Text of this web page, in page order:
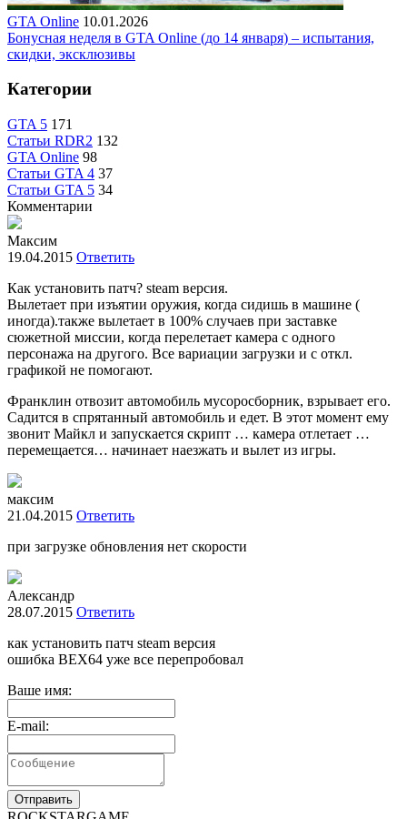
GTA Online 10.01.2026
Бонусная неделя в GTA Online (до 14 января) – испытания,
скидки, эксклюзивы
Категории
GTA 5 171
Статьи RDR2 132
GTA Online 98
Статьи GTA 4 37
Статьи GTA 5 34
Комментарии
Максим
19.04.2015 Ответить
Как установить патч? steam версия.
Вылетает при изъятии оружия, когда сидишь в машине (
иногда).также вылетает в 100% случаев при заставке
сюжетной миссии, когда перелетает камера с одного
персонажа на другого. Все вариации загрузки и с откл.
графикой не помогают.
Франклин отвозит автомобиль мусоросборник, взрывает его.
Садится в спрятанный автомобиль и едет. В этот момент ему
звонит Майкл и запускается скрипт … камера отлетает …
перемещается… начинает наезжать и вылет из игры.
максим
21.04.2015 Ответить
при загрузке обновления нет скорости
Александр
28.07.2015 Ответить
как установить патч steam версия
ошибка BEX64 уже все перепробовал
Ваше имя:
E-mail:
Отправить